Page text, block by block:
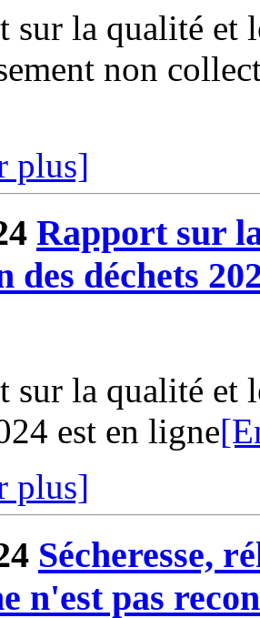
sur la qualité et
non
plus]
Rapport sur
des déchets
sur la qualité et
est en ligne
plus]
Sécheresse,
n'est pas